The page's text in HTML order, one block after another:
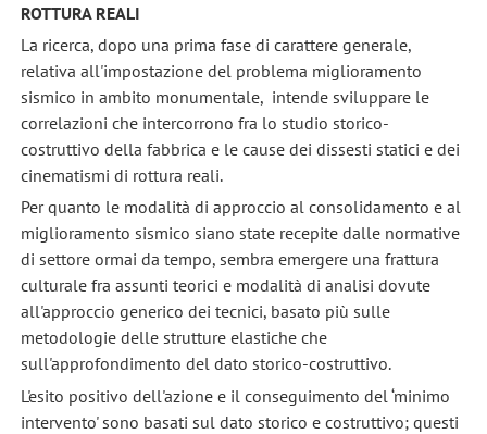
ROTTURA REALI
La ricerca, dopo una prima fase di carattere generale,
relativa all'impostazione del problema miglioramento
sismico in ambito monumentale, intende sviluppare le
correlazioni che intercorrono fra lo studio storico-
costruttivo della fabbrica e le cause dei dissesti statici e dei
cinematismi di rottura reali.
Per quanto le modalità di approccio al consolidamento e al
miglioramento sismico siano state recepite dalle normative
di settore ormai da tempo, sembra emergere una frattura
culturale fra assunti teorici e modalità di analisi dovute
all'approccio generico dei tecnici, basato più sulle
metodologie delle strutture elastiche che
sull'approfondimento del dato storico-costruttivo.
L'esito positivo dell'azione e il conseguimento del ‘minimo
intervento' sono basati sul dato storico e costruttivo; questi